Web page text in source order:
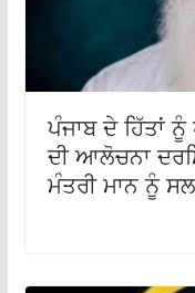
ਪੰਜਾਬ ਦੇ ਹਿੱਤਾਂ
ਦੀ ਆਲੋਚਨਾ
ਮੰਤਰੀ ਮਾਨ ਨੂੰ